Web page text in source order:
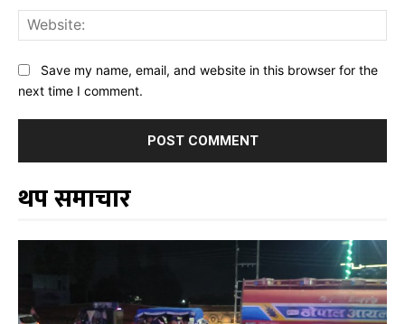
Save my name, email, and website in this browser for the
next time I comment.
थप समाचार